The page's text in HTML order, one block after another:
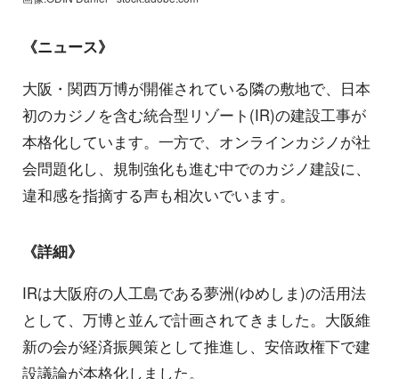
《ニュース》
大阪・関西万博が開催されている隣の敷地で、日本
初のカジノを含む統合型リゾート(IR)の建設工事が
本格化しています。一方で、オンラインカジノが社
会問題化し、規制強化も進む中でのカジノ建設に、
違和感を指摘する声も相次いでいます。
《詳細》
IRは大阪府の人工島である夢洲(ゆめしま)の活用法
として、万博と並んで計画されてきました。大阪維
新の会が経済振興策として推進し、安倍政権下で建
設議論が本格化しました。